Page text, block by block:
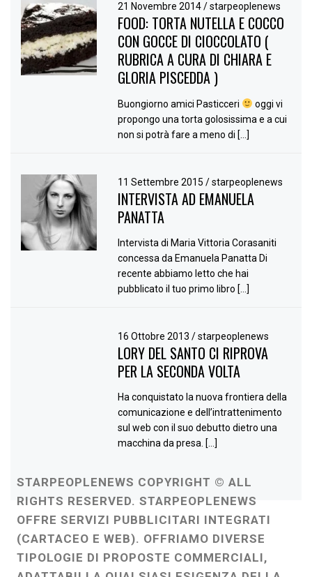
21 Novembre 2014/ starpeoplenews
FOOD: TORTA NUTELLA E COCCO
CON GOCCE DI CIOCCOLATO (
RUBRICA A CURA DI CHIARA E
GLORIA PISCEDDA )
Buongiorno amici Pasticceri
oggi vi
propongo una torta golosissima e a cui
non si potrà fare a meno di […]
11 Settembre 2015/ starpeoplenews
INTERVISTA AD EMANUELA
PANATTA
Intervista di Maria Vittoria Corasaniti
concessa da Emanuela Panatta Di
recente abbiamo letto che hai
pubblicato il tuo primo libro […]
16 Ottobre 2013/ starpeoplenews
LORY DEL SANTO CI RIPROVA
PER LA SECONDA VOLTA
Ha conquistato la nuova frontiera della
comunicazione e dell’intrattenimento
sul web con il suo debutto dietro una
macchina da presa. […]
STARPEOPLENEWS COPYRIGHT © ALL
RIGHTS RESERVED. STARPEOPLENEWS
OFFRE SERVIZI PUBBLICITARI INTEGRATI
(CARTACEO E WEB). OFFRIAMO DIVERSE
TIPOLOGIE DI PROPOSTE COMMERCIALI,